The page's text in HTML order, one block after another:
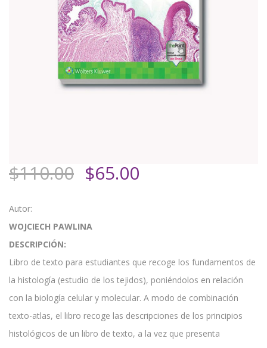
$110.00 El
era:
$65.00
Autor:
WOJCIECH PAWLINA
DESCRIPCIÓN:
Libro de texto para estudiantes que recoge los fundamentos de
la histología (estudio de los tejidos), poniéndolos en relación
con la biología celular y molecular. A modo de combinación
texto-atlas, el libro recoge las descripciones de los principios
histológicos de un libro de texto, a la vez que presenta